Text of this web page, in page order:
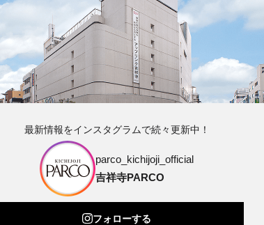
最新情報をインスタグラムで続々更新中！
parco_kichijoji_official
吉祥寺PARCO
フォローする